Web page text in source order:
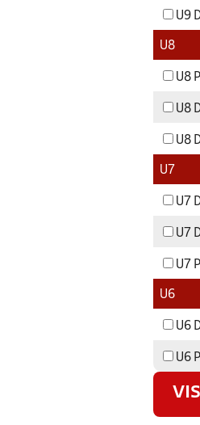
U9
U8
U8
U8
U8
U7
U7
U7
U7
U6
U6
U6
VIS